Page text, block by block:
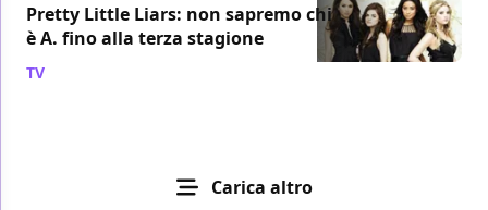
Pretty Little Liars: non sapremo chi
è A. fino alla terza stagione
TV
Carica altro